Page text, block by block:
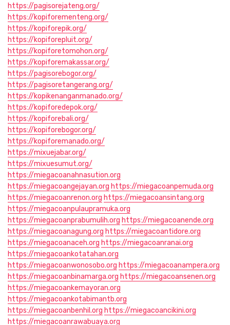
https://pagisorejateng.org/
https://kopiforementeng.org/
https://kopiforepik.org/
https://kopiforepluit.org/
https://kopiforetomohon.org/
https://kopiforemakassar.org/
https://pagisorebogor.org/
https://pagisoretangerang.org/
https://kopikenanganmanado.org/
https://kopiforedepok.org/
https://kopiforebali.org/
https://kopiforebogor.org/
https://kopiforemanado.org/
https://mixuejabar.org/
https://mixuesumut.org/
https://miegacoanahnasution.org
https://miegacoangejayan.org https://miegacoanpemuda.org
https://miegacoanrenon.org https://miegacoansintang.org
https://miegacoanpulaupramuka.org
https://miegacoanprabumulih.org https://miegacoanende.org
https://miegacoanagung.org https://miegacoantidore.org
https://miegacoanaceh.org https://miegacoanranai.org
https://miegacoankotatahan.org
https://miegacoanwonosobo.org https://miegacoanampera.org
https://miegacoanbinamarga.org https://miegacoansenen.org
https://miegacoankemayoran.org
https://miegacoankotabimantb.org
https://miegacoanbenhil.org https://miegacoancikini.org
https://miegacoanrawabuaya.org